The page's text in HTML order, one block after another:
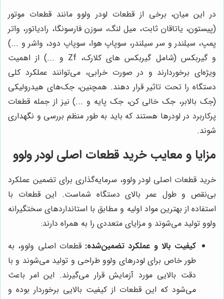
در این میان، برخی از قطعات لودر ولوو مانند قطعات موتور
(پیستون، یاتاقان ثابت، میل لنگ، سوزن فارسونگا، رادیاتور، واتر
پمپ، سیلندر و سر سیلندر، سوپاپ هوا، سوپاپ دود، واشر و ...)
و گیربکس (شامل گیربکس های کلارک، Zf و ...) از اهمیت
ویژه‌ای برخوردارند و در صورت خرابی، می‌توانند عملکرد کلی
دستگاه را تحت تاثیر قرار دهند. همچنین، جک‌های هیدرولیکی
(جک بالابر، جک خالی کن، جک پایه و ...) نیز از جمله قطعات
پرکاربرد در لودرها هستند که باید به طور منظم بررسی و نگهداری
شوند.
مزایا و معایب خرید قطعات اصلی لودر ولوو
خرید قطعات اصلی لودر ولوو، سرمایه‌گذاری برای تضمین عملکرد
بی‌نقص و طول عمر بالای دستگاه شماست. این قطعات با
استفاده از بهترین مواد اولیه و مطابق با استانداردهای سختگیرانه
ولوو تولید می‌شوند و مزایای متعددی را به همراه دارند:
کیفیت بالا و عملکرد تضمین‌شده: قطعات اصلی ولوو، به
طور خاص برای لودرهای ولوو طراحی و تولید می‌شوند و با
دقت بالایی مورد آزمایش قرار می‌گیرند. این امر باعث
می‌شود که این قطعات از کیفیت بالایی برخوردار بوده و